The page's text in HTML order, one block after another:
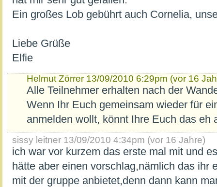
Ein großes Lob gebührt auch Cornelia,
Liebe Grüße
Elfie
Helmut Zörrer 13/09/2010 6:29pm (vor 16
Alle Teilnehmer erhalten nach der
Wenn Ihr Euch gemeinsam wieder für
anmelden wollt, könnt Ihre Euch das eh
sissy leitner 13/09/2010 4:34pm (vor 16 Jahre)
ich war vor kurzem das erste mal mit und
hätte aber einen vorschlag,nämlich das ihr
mit der gruppe anbietet,denn dann kann